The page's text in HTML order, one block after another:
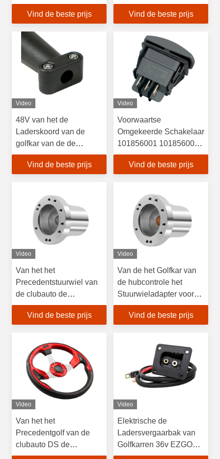
DS-Precedentreeks
Vind de beste prijs
bestuurderspassenger
side brake voor Golfkar
Vind de beste prijs
Video
48V van het de
Laderskoord van de
golfkar van de de
Stopclub de Autooem
Delen voor DS-
Vind de beste prijs
Video
Voorwaartse
Omgekeerde Schakelaar
101856001 101856002
voor de Kar van het het
Precedentgolf van de
Vind de beste prijs
Video
Van het het
Precedentstuurwiel van
de clubauto de
Hubadapter voor
Verklaard Ce van de
Vind de beste prijs
Video
Van de het Golfkar van
de hubcontrole het
Stuurwieladapter voor
Clubauto DS
Vind de beste prijs
Video
Van het het
Precedentgolf van de
clubauto DS de
Karstuurwiel/Adapter
Video
Elektrische de
Ladersvergaarbak van
Golfkarren 36v EZGO
TXT met Bedrading